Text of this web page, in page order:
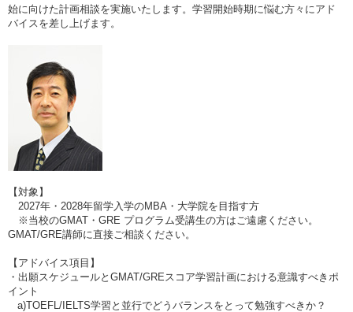
始に向けた計画相談を実施いたします。学習開始時期に悩む方々にアド
バイスを差し上げます。
【対象】
2027年・2028年留学入学のMBA・大学院を目指す方
※当校のGMAT・GRE プログラム受講生の方はご遠慮ください。
GMAT/GRE講師に直接ご相談ください。
【アドバイス項目】
・出願スケジュールとGMAT/GREスコア学習計画における意識すべきポ
イント
a)TOEFL/IELTS学習と並行でどうバランスをとって勉強すべきか？